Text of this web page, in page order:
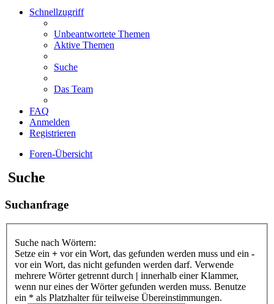
Schnellzugriff
Unbeantwortete Themen
Aktive Themen
Suche
Das Team
FAQ
Anmelden
Registrieren
Foren-Übersicht
Suche
Suchanfrage
Suche nach Wörtern:
Setze ein + vor ein Wort, das gefunden werden muss und ein -
vor ein Wort, das nicht gefunden werden darf. Verwende
mehrere Wörter getrennt durch | innerhalb einer Klammer,
wenn nur eines der Wörter gefunden werden muss. Benutze
ein * als Platzhalter für teilweise Übereinstimmungen.